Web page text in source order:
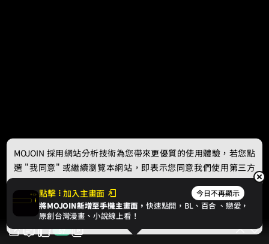
57
點擊 加入主畫面 今日不再顯示
將MOJOIN新增至手機主畫面，快速點開，BL、 百合 、戀愛，
原創台灣漫畫、小說線上看！
MOJOIN 採用網站分析技術為您帶來更優質的使用體驗，若您點
選 "我同意" 或繼續瀏覽本網站，即表示您同意我們使用第三方
Cookie，欲瞭解更多資訊請見隱私權政策。
我同意